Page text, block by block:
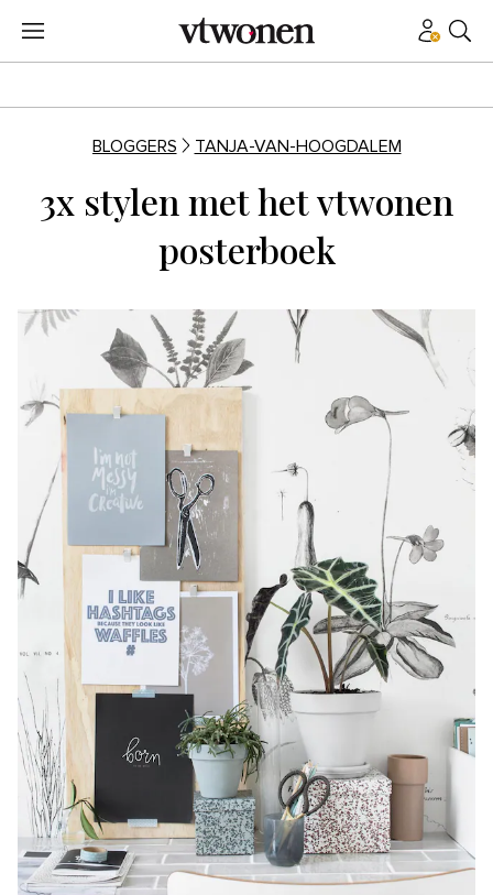
BLOGGERS TANJA-VAN-HOOGDALEM
3x stylen met het vtwonen
posterboek